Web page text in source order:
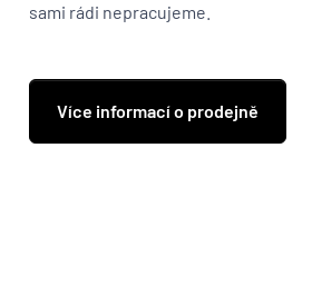
sami rádi nepracujeme.
Více informací o prodejně